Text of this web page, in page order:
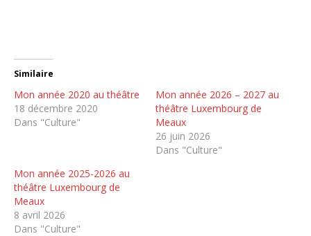
Similaire
Mon année 2020 au théâtre
18 décembre 2020
Dans "Culture"
Mon année 2026 – 2027 au
théâtre Luxembourg de
Meaux
26 juin 2026
Dans "Culture"
Mon année 2025-2026 au
théâtre Luxembourg de
Meaux
8 avril 2026
Dans "Culture"